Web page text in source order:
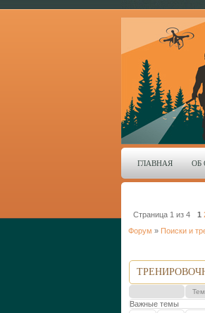
ГЛАВНАЯ ОБ
Страница 1 из 4 1
Форум » Поиски и
Важные темы